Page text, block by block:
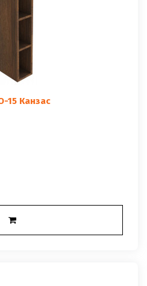
Канзас